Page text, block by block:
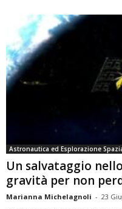
Astronautica ed Esplorazione
Un salvataggio
gravità per non
Marianna Michelagnoli - 23